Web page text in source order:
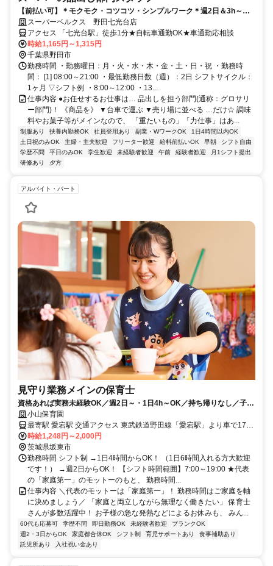
【前払い可】＊モクモク・コツコツ・シンプルワーク＊週2日＆3h～シ
フト相談OK！扶養内でも働けます♪
スーパーベルクス 野田七光台店
アクセス 「七光台駅」徒歩1分★自転車通勤OK★車通勤応相談
時給1,165円～1,315円
千葉県野田市
勤務時間 ・勤務曜日：月・火・水・木・金・土・日・祝 ・勤務時
間： [1] 08:00～21:00 ・最低勤務日数（週）：2日 シフトサイクル：
1ヶ月 ▽シフト例 ・8:00～12:00 ・13...
仕事内容 ●お任せするお仕事は… 品出しを担う部門(通称：グロサリ
ー部門)！ 《商品を》 ▼台車で運ぶ ▼売り場に並べる …だけ☆ 調味
料やお菓子等がメインなので、 「重たいもの」「力仕事」はあ...
制服あり 扶養内勤務OK 社員登用あり 副業・WワークOK
1日4時間以内OK
土日祝のみOK
主婦・主夫歓迎 フリーター歓迎 給料前払いOK 早朝
シフト自由
学歴不問
平日のみOK 学生歓迎 未経験者歓迎 午前 経験者歓迎
月1シフト提出
研修あり
夕方
アルバイト・パート
見守り業務メインの保育士
資格あれば実務未経験OK／週2日～・1日4h～OK／持ち帰りなし／子ど
もの預かりOK／行事準備なし／入社祝い金5万円分！
小山保育園
最寄駅 愛宕駅 交通アクセス 東武鉄道野田線「愛宕駅」より車で17分
バス停／小山上集落センターより徒歩3分 中川小学校より徒歩3分 ※
車通勤OK（駐車場あり）
時給1,248円～2,000円
茨城県坂東市
勤務時間 シフト制 →1日4時間からOK！ （1日6時間入れる方大歓迎
です！） →週2日からOK！ 【シフト時間範囲】7:00～19:00 ★代表
の「家庭第一」のモットーのもと、 勤務時間...
仕事内容 ＼代表のモットーは「家庭第一」！ 勤務時間はご家庭を軸
に決めましょう／ 「家庭と両立しながら無理なく働きたい」 保育士
さんが多数活躍中！ お子様の急な発熱などによるお休みも、 みん...
60代も応募可 学歴不問 即日勤務OK 未経験者歓迎
ブランクOK
週2・3日からOK
家庭都合休OK シフト制 育児サポートあり
食事補助あり
託児所あり
入社祝い金あり